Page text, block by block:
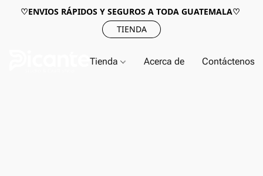
♡ENVIOS RÁPIDOS Y SEGUROS A TODA GUATEMALA♡
TIENDA
Tienda Acerca de Contáctenos